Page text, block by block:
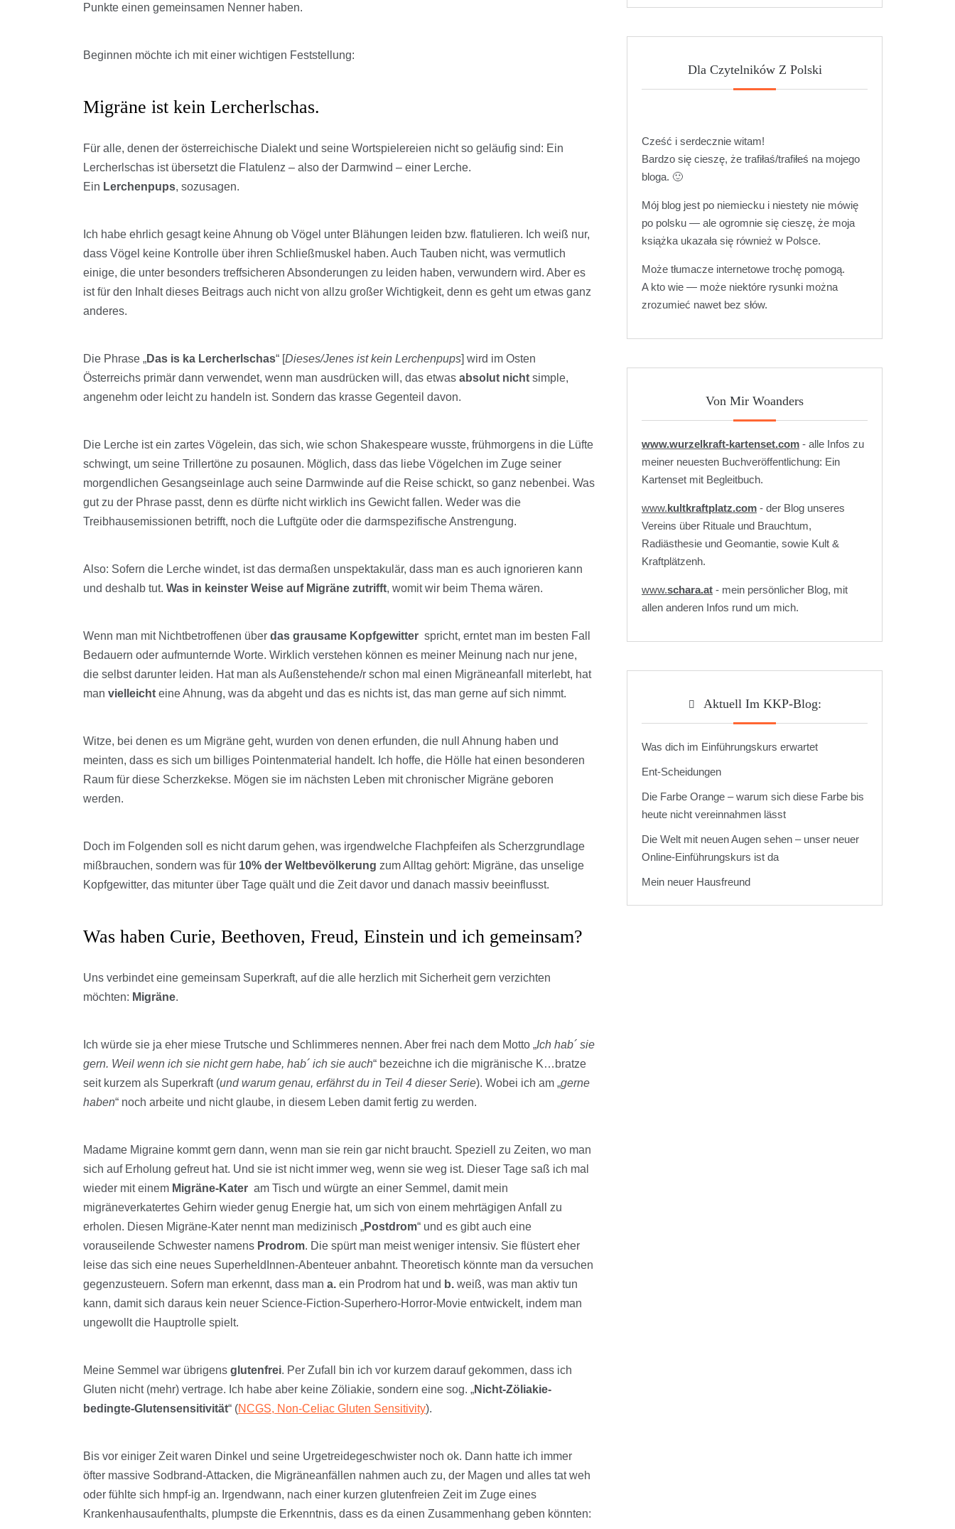
Punkte einen gemeinsamen Nenner haben.
Beginnen möchte ich mit einer wichtigen Feststellung:
Migräne ist kein Lercherlschas.
Für alle, denen der österreichische Dialekt und seine Wortspielereien nicht so geläufig sind: Ein
Lercherlschas ist übersetzt die Flatulenz – also der Darmwind – einer Lerche.
Ein Lerchenpups, sozusagen.
Ich habe ehrlich gesagt keine Ahnung ob Vögel unter Blähungen leiden bzw. flatulieren. Ich weiß nur,
dass Vögel keine Kontrolle über ihren Schließmuskel haben. Auch Tauben nicht, was vermutlich
einige, die unter besonders treffsicheren Absonderungen zu leiden haben, verwundern wird. Aber es
ist für den Inhalt dieses Beitrags auch nicht von allzu großer Wichtigkeit, denn es geht um etwas ganz
anderes.
Die Phrase „Das is ka Lercherlschas“ [Dieses/Jenes ist kein Lerchenpups] wird im Osten
Österreichs primär dann verwendet, wenn man ausdrücken will, das etwas absolut nicht simple,
angenehm oder leicht zu handeln ist. Sondern das krasse Gegenteil davon.
Die Lerche ist ein zartes Vögelein, das sich, wie schon Shakespeare wusste, frühmorgens in die Lüfte
schwingt, um seine Trillertöne zu posaunen. Möglich, dass das liebe Vögelchen im Zuge seiner
morgendlichen Gesangseinlage auch seine Darmwinde auf die Reise schickt, so ganz nebenbei. Was
gut zu der Phrase passt, denn es dürfte nicht wirklich ins Gewicht fallen. Weder was die
Treibhausemissionen betrifft, noch die Luftgüte oder die darmspezifische Anstrengung.
Also: Sofern die Lerche windet, ist das dermaßen unspektakulär, dass man es auch ignorieren kann
und deshalb tut. Was in keinster Weise auf Migräne zutrifft, womit wir beim Thema wären.
Wenn man mit Nichtbetroffenen über das grausame Kopfgewitter spricht, erntet man im besten Fall
Bedauern oder aufmunternde Worte. Wirklich verstehen können es meiner Meinung nach nur jene,
die selbst darunter leiden. Hat man als Außenstehende/r schon mal einen Migräneanfall miterlebt, hat
man vielleicht eine Ahnung, was da abgeht und das es nichts ist, das man gerne auf sich nimmt.
Witze, bei denen es um Migräne geht, wurden von denen erfunden, die null Ahnung haben und
meinten, dass es sich um billiges Pointenmaterial handelt. Ich hoffe, die Hölle hat einen besonderen
Raum für diese Scherzkekse. Mögen sie im nächsten Leben mit chronischer Migräne geboren
werden.
Doch im Folgenden soll es nicht darum gehen, was irgendwelche Flachpfeifen als Scherzgrundlage
mißbrauchen, sondern was für 10% der Weltbevölkerung zum Alltag gehört: Migräne, das unselige
Kopfgewitter, das mitunter über Tage quält und die Zeit davor und danach massiv beeinflusst.
Was haben Curie, Beethoven, Freud, Einstein und ich gemeinsam?
Uns verbindet eine gemeinsam Superkraft, auf die alle herzlich mit Sicherheit gern verzichten
möchten: Migräne.
Ich würde sie ja eher miese Trutsche und Schlimmeres nennen. Aber frei nach dem Motto „Ich hab´ sie
gern. Weil wenn ich sie nicht gern habe, hab´ ich sie auch“ bezeichne ich die migränische K…bratze
seit kurzem als Superkraft (und warum genau, erfährst du in Teil 4 dieser Serie). Wobei ich am „gerne
haben“ noch arbeite und nicht glaube, in diesem Leben damit fertig zu werden.
Madame Migraine kommt gern dann, wenn man sie rein gar nicht braucht. Speziell zu Zeiten, wo man
sich auf Erholung gefreut hat. Und sie ist nicht immer weg, wenn sie weg ist. Dieser Tage saß ich mal
wieder mit einem Migräne-Kater am Tisch und würgte an einer Semmel, damit mein
migräneverkatertes Gehirn wieder genug Energie hat, um sich von einem mehrtägigen Anfall zu
erholen. Diesen Migräne-Kater nennt man medizinisch „Postdrom“ und es gibt auch eine
vorauseilende Schwester namens Prodrom. Die spürt man meist weniger intensiv. Sie flüstert eher
leise das sich eine neues SuperheldInnen-Abenteuer anbahnt. Theoretisch könnte man da versuchen
gegenzusteuern. Sofern man erkennt, dass man a. ein Prodrom hat und b. weiß, was man aktiv tun
kann, damit sich daraus kein neuer Science-Fiction-Superhero-Horror-Movie entwickelt, indem man
ungewollt die Hauptrolle spielt.
Meine Semmel war übrigens glutenfrei. Per Zufall bin ich vor kurzem darauf gekommen, dass ich
Gluten nicht (mehr) vertrage. Ich habe aber keine Zöliakie, sondern eine sog. „Nicht-Zöliakie-
bedingte-Glutensensitivität“ (NCGS, Non-Celiac Gluten Sensitivity).
Bis vor einiger Zeit waren Dinkel und seine Urgetreidegeschwister noch ok. Dann hatte ich immer
öfter massive Sodbrand-Attacken, die Migräneanfällen nahmen auch zu, der Magen und alles tat weh
oder fühlte sich hmpf-ig an. Irgendwann, nach einer kurzen glutenfreien Zeit im Zuge eines
Krankenhausaufenthalts, plumpste die Erkenntnis, dass es da einen Zusammenhang geben könnten:
Dla Czytelników Z Polski
Cześć i serdecznie witam!
Bardzo się cieszę, że trafiłaś/trafiłeś na mojego
bloga. 🙂
Mój blog jest po niemiecku i niestety nie mówię
po polsku — ale ogromnie się cieszę, że moja
książka ukazała się również w Polsce.
Może tłumacze internetowe trochę pomogą.
A kto wie — może niektóre rysunki można
zrozumieć nawet bez słów.
Von Mir Woanders
www.wurzelkraft-kartenset.com - alle Infos zu
meiner neuesten Buchveröffentlichung: Ein
Kartenset mit Begleitbuch.
www.kultkraftplatz.com - der Blog unseres
Vereins über Rituale und Brauchtum,
Radiästhesie und Geomantie, sowie Kult &
Kraftplätzenh.
www.schara.at - mein persönlicher Blog, mit
allen anderen Infos rund um mich.
Aktuell Im KKP-Blog:
Was dich im Einführungskurs erwartet
Ent-Scheidungen
Die Farbe Orange – warum sich diese Farbe bis
heute nicht vereinnahmen lässt
Die Welt mit neuen Augen sehen – unser neuer
Online-Einführungskurs ist da
Mein neuer Hausfreund